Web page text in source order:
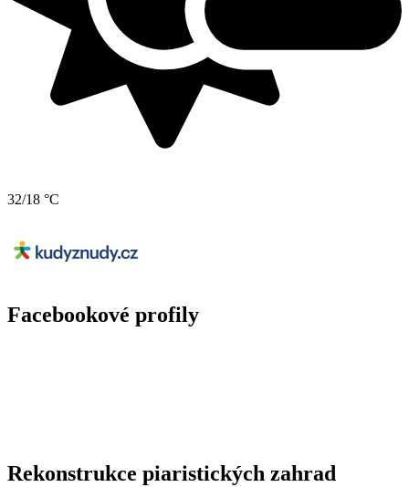
32/18 °C
Facebookové profily
Rekonstrukce piaristických zahrad